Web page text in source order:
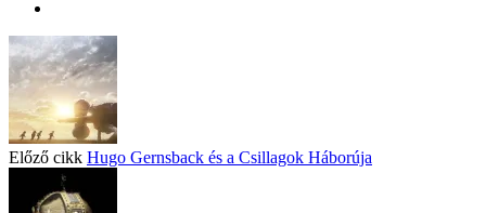
Előző cikk Hugo Gernsback és a Csillagok Háborúja